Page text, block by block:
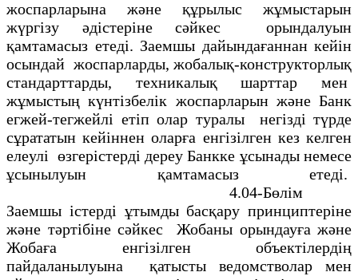
жоспарларына және құрылыс жұмыстарын
жүргізу әдiстерiне сәйкес орындалуын
қамтамасыз етедi. Заемшы дайындағаннан кейін
осындай жоспарларды, жобалық-конструкторлық
стандарттарды, техникалық шарттар мен
жұмыстың күнтiзбелiк жоспарларын және Банк
егжей-тегжейлі етіп олар туралы негізді түрде
сұрататын кейiннен оларға енгiзiлген кез келген
елеулi өзгерiстердi дереу Банкке ұсынады немесе
ұсынылуын қамтамасыз етедi.
4.04-Бөлiм
Заемшы істердi ұтымды басқару принциптерiне
және тәртiбiне сәйкес Жобаны орындауға және
Жобаға енгiзiлген объектiлердiң
пайдаланылуына қатысты ведомстволар мен